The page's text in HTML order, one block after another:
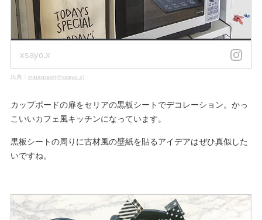
xsayo.x
出典： instagram(@xsayo.x)
カップボードの扉をセリアの黒板シートでデコレーション。かっ
こいいカフェ風キッチンになっています。
黒板シートの周りに古材風の壁紙を貼るアイデアはぜひ真似した
いですね。